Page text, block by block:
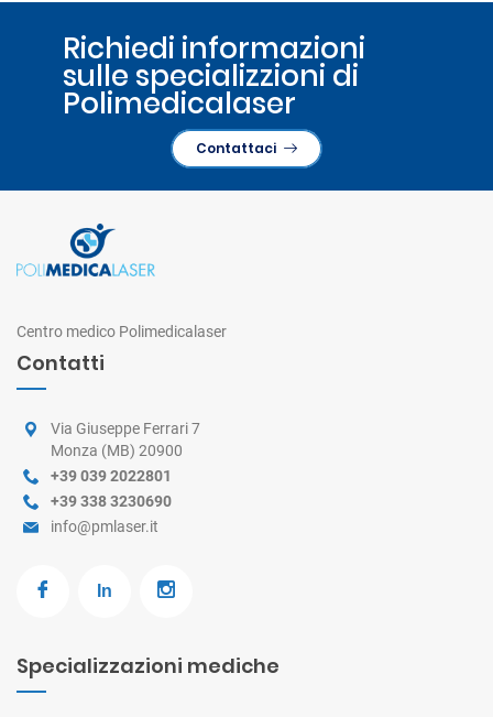
Richiedi informazioni
sulle specializzioni di
Polimedicalaser
Contattaci
Centro medico Polimedicalaser
Contatti
Via Giuseppe Ferrari 7
Monza (MB) 20900
+39 039 2022801
+39 338 3230690
info@pmlaser.it
Specializzazioni mediche